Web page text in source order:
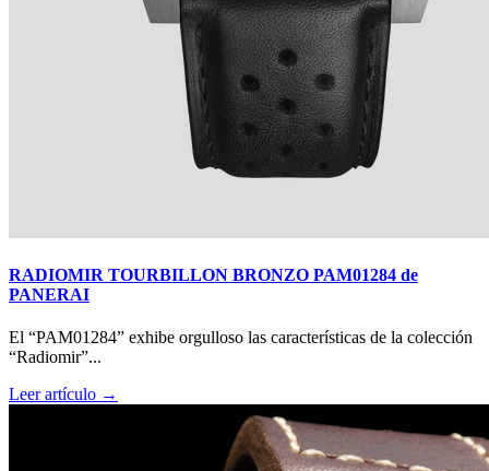
RADIOMIR TOURBILLON BRONZO PAM01284 de
PANERAI
El “PAM01284” exhibe orgulloso las características de la colección
“Radiomir”...
Leer artículo →